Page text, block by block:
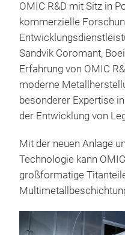
OMIC R&D mit Sitz in
kommerzielle
Sandvik Coromant,
Erfahrung von OMIC
moderne
besonderer Expertise
der Entwicklung von
Mit der neuen Anlage
Technologie kann
großformatige